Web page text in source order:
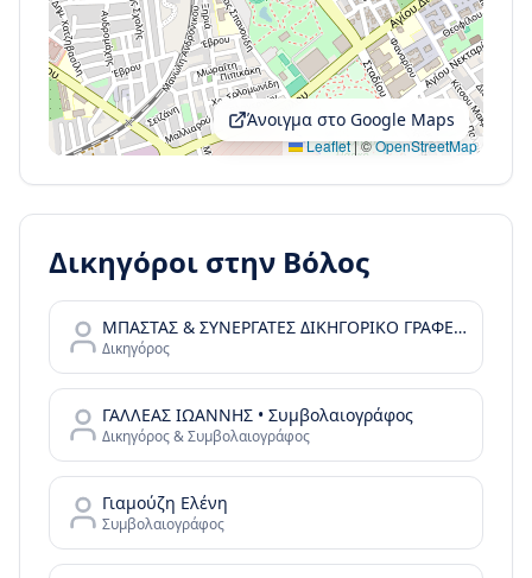
Leaflet|©OpenStreetMap
Άνοιγμα στο Google Maps
Δικηγόροι στην Βόλος
ΜΠΑΣΤΑΣ & ΣΥΝΕΡΓΑΤΕΣ ΔΙΚΗΓΟΡΙΚΟ ΓΡΑΦΕΙΟ * BASTAS & PTRS LEGAL ADV. CONS. LAW OFFICE
Δικηγόρος
ΓΑΛΛΕΑΣ ΙΩΑΝΝΗΣ • Συμβολαιογράφος
Δικηγόρος & Συμβολαιογράφος
Γιαμούζη Ελένη
Συμβολαιογράφος